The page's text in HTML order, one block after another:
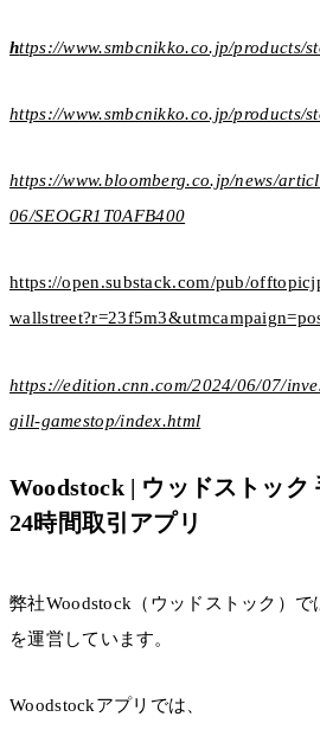
https://www.smbcnikko.co.jp/products/
https://www.smbcnikko.co.jp/products/
https://www.bloomberg.co.jp/news/
06/SEOGR1T0AFB400
https://open.substack.com/pub/
wallstreet?r=23f5m3&utm
https://edition.cnn.com/2024/06/07/
gill-gamestop/index.html
Woodstock | ウッドストック
24時間取引アプリ
弊社Woodstock（ウッドストック）で
を運営しています。
Woodstockアプリでは、